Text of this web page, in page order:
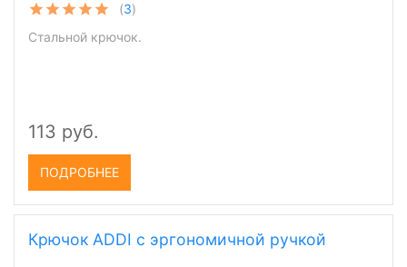
(3)
Стальной крючок.
113 руб.
ПОДРОБНЕЕ
Крючок ADDI с эргономичной ручкой